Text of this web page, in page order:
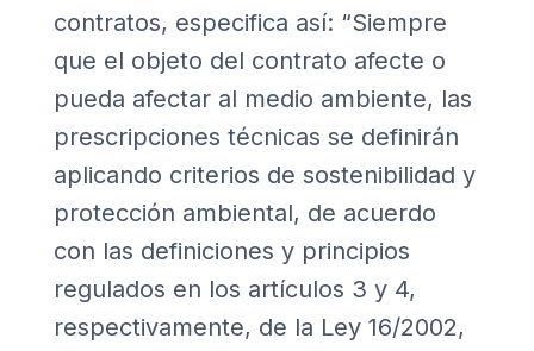
contratos, especifica así: “Siempre
que el objeto del contrato afecte o
pueda afectar al medio ambiente, las
prescripciones técnicas se definirán
aplicando criterios de sostenibilidad y
protección ambiental, de acuerdo
con las definiciones y principios
regulados en los artículos 3 y 4,
respectivamente, de la Ley 16/2002,